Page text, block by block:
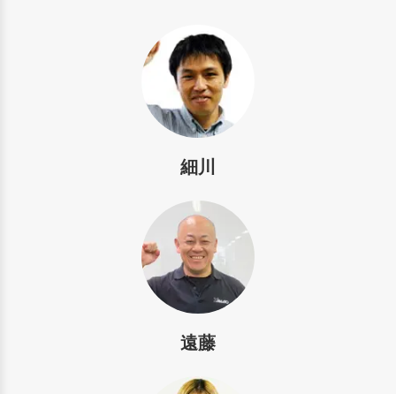
細川
遠藤